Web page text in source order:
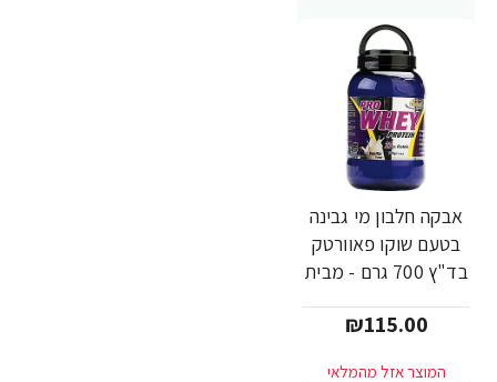
אבקה חלבון מי גבינה
בטעם שוקו פאוורטק
בד"ץ 700 גרם - מבית
Nutrition
₪115.00